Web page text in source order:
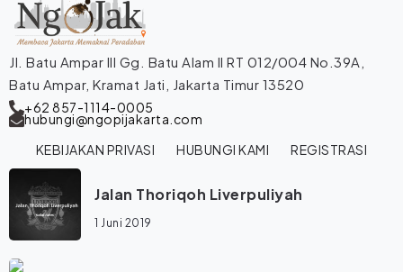
Jl. Batu Ampar III Gg. Batu Alam II RT 012/004 No.39A,
Batu Ampar, Kramat Jati, Jakarta Timur 13520
+62 857-1114-0005
hubungi@ngopijakarta.com
KEBIJAKAN PRIVASI
HUBUNGI KAMI REGISTRASI
Jalan Thoriqoh Liverpuliyah
1 Juni 2019